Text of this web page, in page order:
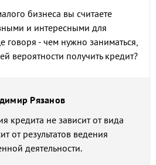
бизнеса вы считаете
и интересными для
говоря - чем нужно заниматься,
вероятности получить кредит?
Рязанов
кредита не зависит от вида
от результатов ведения
деятельности.